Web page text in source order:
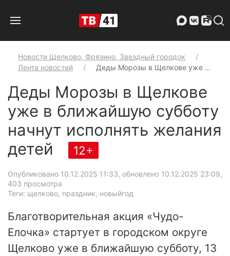
Новости Щелково, Фрязино, Звездный городок
Лента новостей
Деды Морозы в Щелкове уже …
Деды Морозы в Щелкове
уже в ближайшую субботу
начнут исполнять желания
детей
12+
Опубликовано 10.12.2025 11:33, обновлено 10.12.2025 23:09,
403 просмотра
Теги: щелково, праздник, новыйгод
Благотворительная акция «Чудо-
Елочка» стартует в городском округе
Щелково уже в ближайшую субботу, 13